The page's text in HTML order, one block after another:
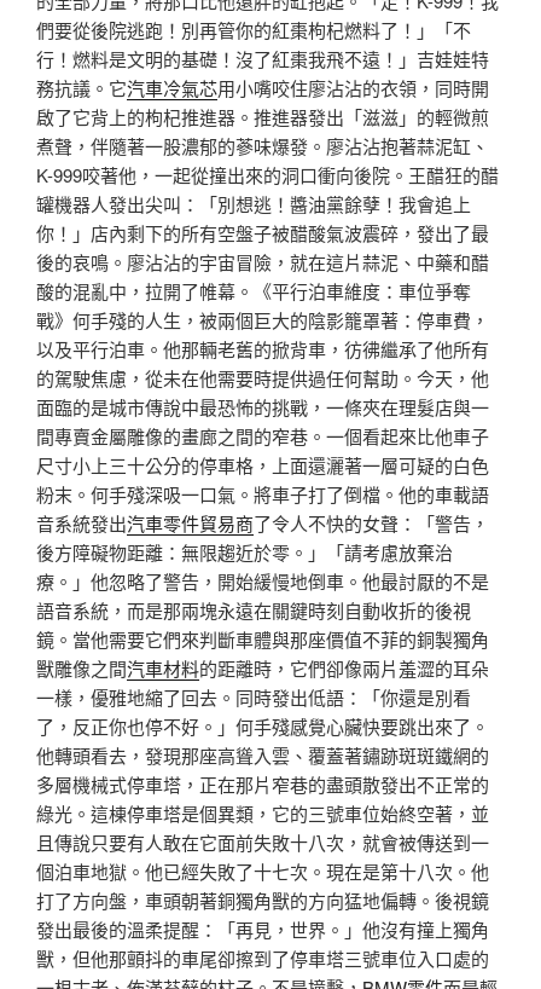
們要從後院逃跑！別再管你的紅棗枸杞燃料了！」「不
行！燃料是文明的基礎！沒了紅棗我飛不遠！」吉娃娃特
務抗議。它汽車冷氣芯用小嘴咬住廖沾沾的衣領，同時開
啟了它背上的枸杞推進器。推進器發出「滋滋」的輕微煎
煮聲，伴隨著一股濃郁的蔘味爆發。廖沾沾抱著蒜泥缸、
K-999咬著他，一起從撞出來的洞口衝向後院。王醋狂的醋
罐機器人發出尖叫：「別想逃！醬油黨餘孽！我會追上
你！」店內剩下的所有空盤子被醋酸氣波震碎，發出了最
後的哀鳴。廖沾沾的宇宙冒險，就在這片蒜泥、中藥和醋
酸的混亂中，拉開了帷幕。《平行泊車維度：車位爭奪
戰》何手殘的人生，被兩個巨大的陰影籠罩著：停車費，
以及平行泊車。他那輛老舊的掀背車，彷彿繼承了他所有
的駕駛焦慮，從未在他需要時提供過任何幫助。今天，他
面臨的是城市傳說中最恐怖的挑戰，一條夾在理髮店與一
間專賣金屬雕像的畫廊之間的窄巷。一個看起來比他車子
尺寸小上三十公分的停車格，上面還灑著一層可疑的白色
粉末。何手殘深吸一口氣。將車子打了倒檔。他的車載語
音系統發出汽車零件貿易商了令人不快的女聲：「警告，
後方障礙物距離：無限趨近於零。」「請考慮放棄治
療。」他忽略了警告，開始緩慢地倒車。他最討厭的不是
語音系統，而是那兩塊永遠在關鍵時刻自動收折的後視
鏡。當他需要它們來判斷車體與那座價值不菲的銅製獨角
獸雕像之間汽車材料的距離時，它們卻像兩片羞澀的耳朵
一樣，優雅地縮了回去。同時發出低語：「你還是別看
了，反正你也停不好。」何手殘感覺心臟快要跳出來了。
他轉頭看去，發現那座高聳入雲、覆蓋著鏽跡斑斑鐵網的
多層機械式停車塔，正在那片窄巷的盡頭散發出不正常的
綠光。這棟停車塔是個異類，它的三號車位始終空著，並
且傳說只要有人敢在它面前失敗十八次，就會被傳送到一
個泊車地獄。他已經失敗了十七次。現在是第十八次。他
打了方向盤，車頭朝著銅獨角獸的方向猛地偏轉。後視鏡
發出最後的溫柔提醒：「再見，世界。」他沒有撞上獨角
獸，但他那顫抖的車尾卻擦到了停車塔三號車位入口處的